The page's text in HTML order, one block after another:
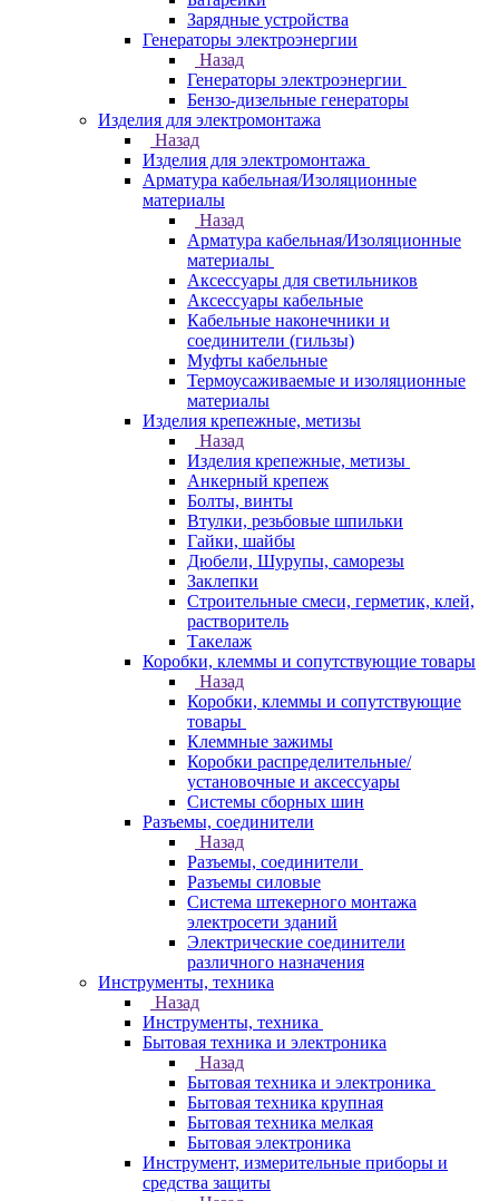
Зарядные устройства
Генераторы электроэнергии
Назад
Генераторы электроэнергии
Бензо-дизельные генераторы
Изделия для электромонтажа
Назад
Изделия для электромонтажа
Арматура кабельная/Изоляционные
материалы
Назад
Арматура кабельная/Изоляционные
материалы
Аксессуары для светильников
Аксессуары кабельные
Кабельные наконечники и
соединители (гильзы)
Муфты кабельные
Термоусаживаемые и изоляционные
материалы
Изделия крепежные, метизы
Назад
Изделия крепежные, метизы
Анкерный крепеж
Болты, винты
Втулки, резьбовые шпильки
Гайки, шайбы
Дюбели, Шурупы, саморезы
Заклепки
Строительные смеси, герметик, клей,
растворитель
Такелаж
Коробки, клеммы и сопутствующие товары
Назад
Коробки, клеммы и сопутствующие
товары
Клеммные зажимы
Коробки распределительные/
установочные и аксессуары
Системы сборных шин
Разъемы, соединители
Назад
Разъемы, соединители
Разъемы силовые
Система штекерного монтажа
электросети зданий
Электрические соединители
различного назначения
Инструменты, техника
Назад
Инструменты, техника
Бытовая техника и электроника
Назад
Бытовая техника и электроника
Бытовая техника крупная
Бытовая техника мелкая
Бытовая электроника
Инструмент, измерительные приборы и
средства защиты